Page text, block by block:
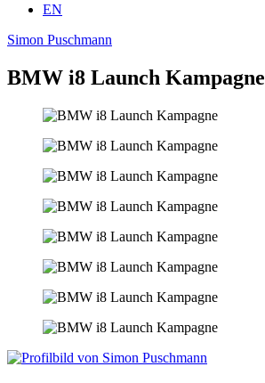
EN
Simon Puschmann
BMW i8 Launch Kampagne